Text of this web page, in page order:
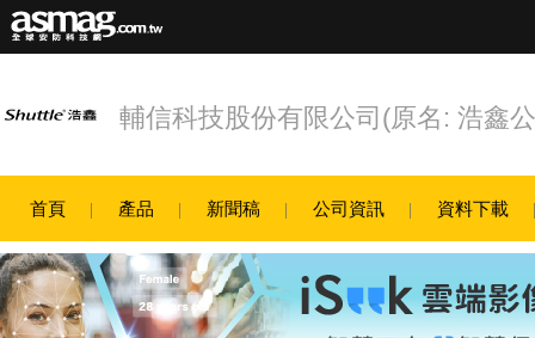
輔信科技股份有限公司(原名: 浩鑫
首頁 產品 新聞稿 公司資訊 資料下載